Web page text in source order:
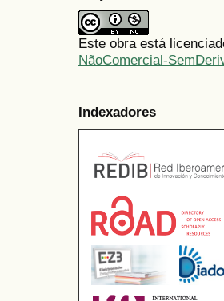
Este obra está
NãoComercial-
Indexadores